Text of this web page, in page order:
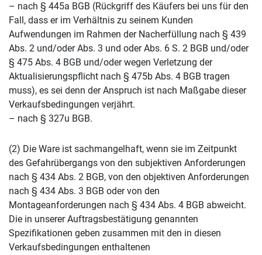
– nach § 445a BGB (Rückgriff des Käufers bei uns für den
Fall, dass er im Verhältnis zu seinem Kunden
Aufwendungen im Rahmen der Nacherfüllung nach § 439
Abs. 2 und/oder Abs. 3 und oder Abs. 6 S. 2 BGB und/oder
§ 475 Abs. 4 BGB und/oder wegen Verletzung der
Aktualisierungspflicht nach § 475b Abs. 4 BGB tragen
muss), es sei denn der Anspruch ist nach Maßgabe dieser
Verkaufsbedingungen verjährt.
– nach § 327u BGB.
(2) Die Ware ist sachmangelhaft, wenn sie im Zeitpunkt
des Gefahrübergangs von den subjektiven Anforderungen
nach § 434 Abs. 2 BGB, von den objektiven Anforderungen
nach § 434 Abs. 3 BGB oder von den
Montageanforderungen nach § 434 Abs. 4 BGB abweicht.
Die in unserer Auftragsbestätigung genannten
Spezifikationen geben zusammen mit den in diesen
Verkaufsbedingungen enthaltenen